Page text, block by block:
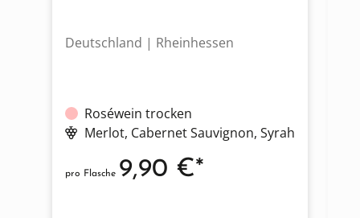
Deutschland | Rheinhessen
Roséwein trocken
Merlot, Cabernet Sauvignon, Syrah
pro Flasche 9,90 €*